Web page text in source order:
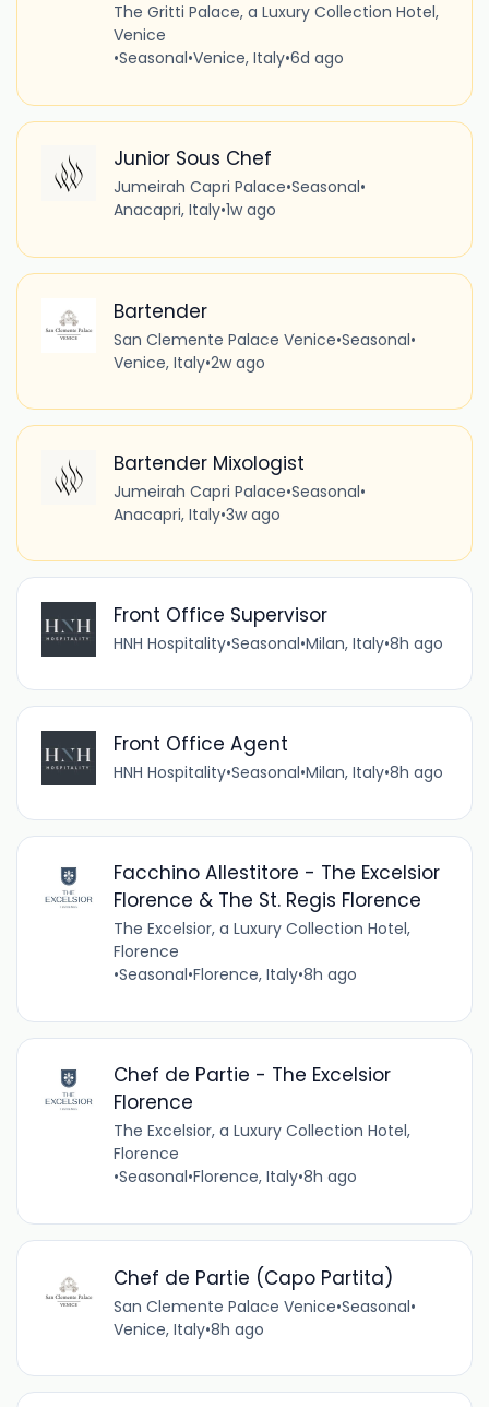
The Gritti Palace, a Luxury Collection Hotel,
Venice
•Seasonal•Venice, Italy•6d ago
Junior Sous Chef
Jumeirah Capri Palace•Seasonal•
Anacapri, Italy•1w ago
Bartender
San Clemente Palace Venice•Seasonal•
Venice, Italy•2w ago
Bartender Mixologist
Jumeirah Capri Palace•Seasonal•
Anacapri, Italy•3w ago
Front Office Supervisor
HNH Hospitality•Seasonal•Milan, Italy•8h ago
Front Office Agent
HNH Hospitality•Seasonal•Milan, Italy•8h ago
Facchino Allestitore - The Excelsior
Florence & The St. Regis Florence
The Excelsior, a Luxury Collection Hotel,
Florence
•Seasonal•Florence, Italy•8h ago
Chef de Partie - The Excelsior
Florence
The Excelsior, a Luxury Collection Hotel,
Florence
•Seasonal•Florence, Italy•8h ago
Chef de Partie (Capo Partita)
San Clemente Palace Venice•Seasonal•
Venice, Italy•8h ago